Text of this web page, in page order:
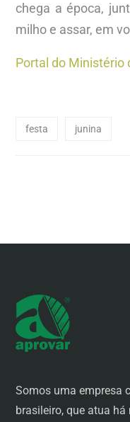
chega a época,
milho e assar, em
Portal do Ministério
festa junina
Somos uma empresa
brasileiro, que atua